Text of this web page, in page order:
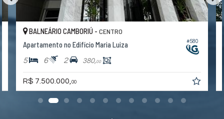
#580
BALNEÁRIO CAMBORIÚ -CENTRO
Apartamento no Edifício Maria Luiza
5 6 2 380,00
R$ 7.500.000,00